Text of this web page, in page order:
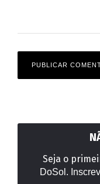
Seja o
DoSol.